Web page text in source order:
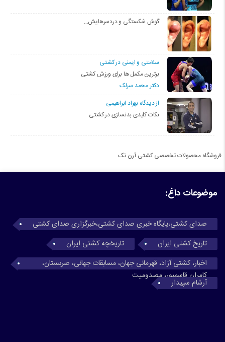
گوش شکستگی و دردسرهایش…
سلامتی و ایمنی در کشتی
برترین مکمل ها برای ورزش کشتی
دکتر محمد سرلک
از دیدگاه بهزاد ابراهیمی
نکات کلیدی بدنسازی در کشتی
فروشگاه محصولات تخصصی کشتی آرن تک
موضوعات داغ:
صدای کشتی،پایگاه خبری صدای کشتی،خبرگزاری صدای کشتی
تاریخ کشتی ایران
تاریخچه کشتی ایران
اخبار، کشتی آزاد، قهرمانی جهان، مسابقات جهانی، صربستان،
کامران قاسمپور، مصدومیت
آرشام سپیدار